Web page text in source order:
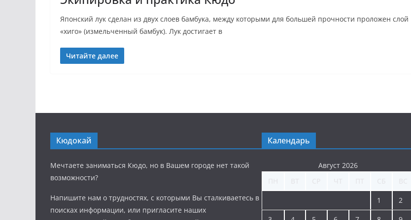
Японский лук сделан из двух слоев бамбука, между которыми для большей прочности проложен слой
«хиго» (измельченный бамбук). Лук достигает в
Читайте далее
Кюдокай
Мечтаете заниматься Кюдо, но в Вашем городе нет такой
возможности?
Напишите нам о трудностях, с которыми Вы сталкиваетесь в
поисках информации, или пригласите наших
Календарь
Август 2026
1 2